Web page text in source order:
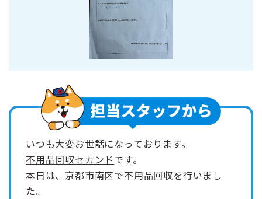
いつも大変お世話になっております。
不用品回収セカンドです。
本日は、京都市南区で不用品回収を行いまし
た。